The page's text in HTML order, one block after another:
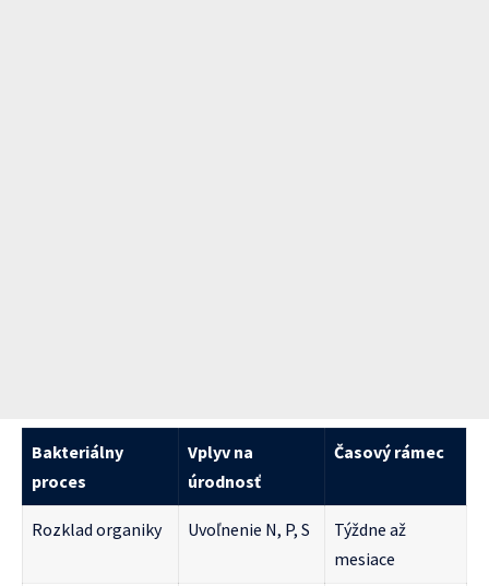
Bakteriálny
proces
Vplyv na
úrodnosť
Časový rámec
Rozklad organiky Uvoľnenie N, P, S
Týždne až
mesiace